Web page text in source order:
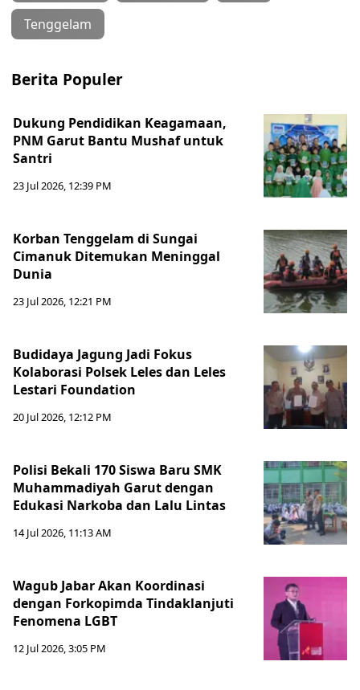
Tenggelam
Berita Populer
Dukung Pendidikan Keagamaan,
PNM Garut Bantu Mushaf untuk
Santri
23 Jul 2026, 12:39 PM
Korban Tenggelam di Sungai
Cimanuk Ditemukan Meninggal
Dunia
23 Jul 2026, 12:21 PM
Budidaya Jagung Jadi Fokus
Kolaborasi Polsek Leles dan Leles
Lestari Foundation
20 Jul 2026, 12:12 PM
Polisi Bekali 170 Siswa Baru SMK
Muhammadiyah Garut dengan
Edukasi Narkoba dan Lalu Lintas
14 Jul 2026, 11:13 AM
Wagub Jabar Akan Koordinasi
dengan Forkopimda Tindaklanjuti
Fenomena LGBT
12 Jul 2026, 3:05 PM